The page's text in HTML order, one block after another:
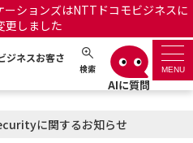
ションズはNTTドコモビジネスに
更しました
ジネスお客さ
検索 MENU
まサポート 日本語 English
に関するお知らせ